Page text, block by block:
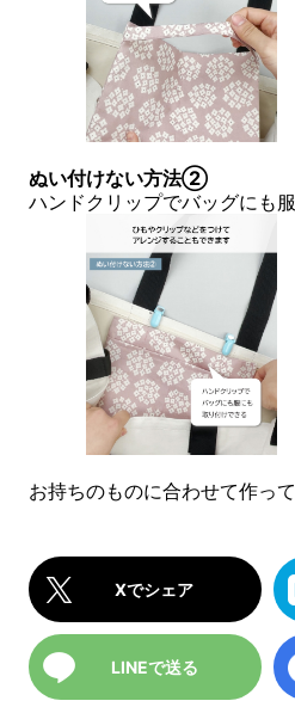
ぬい付けない方法②
ハンドクリップでバッグにも
お持ちのものに合わせて作って
Xでシェア
LINEで送る